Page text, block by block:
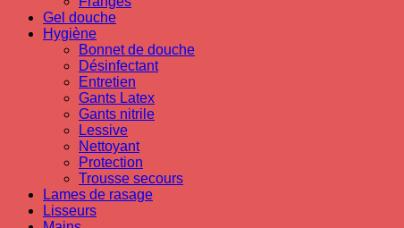
Gel douche
Hygiène
Bonnet de douche
Désinfectant
Entretien
Gants Latex
Gants nitrile
Lessive
Nettoyant
Protection
Trousse secours
Lames de rasage
Lisseurs